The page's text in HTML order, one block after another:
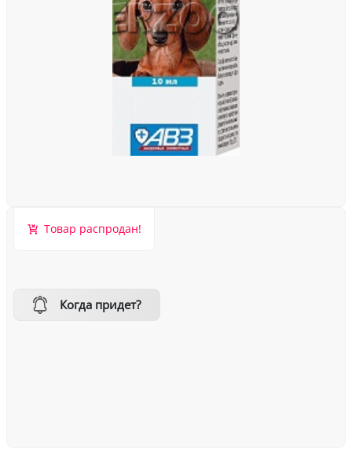
Товар распродан!
Когда придет?